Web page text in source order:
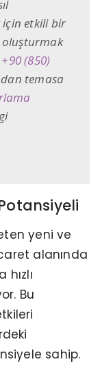
için etkili bir
+90 (850)
temasa
yeni ve
alanında
Bu
sahip.